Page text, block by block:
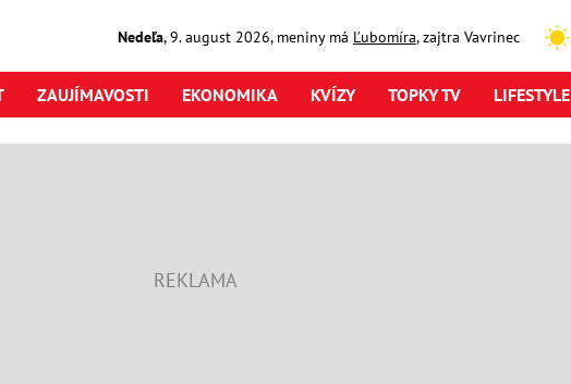
Nedeľa,9. august2026, meniny má Ľubomíra, zajtra Vavrinec
ZAUJÍMAVOSTI EKONOMIKA KVÍZY TOPKY TV LIFESTYLE